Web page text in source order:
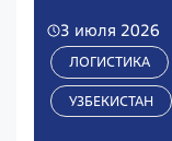
3 июля 2026
ЛОГИСТИКА
УЗБЕКИСТАН